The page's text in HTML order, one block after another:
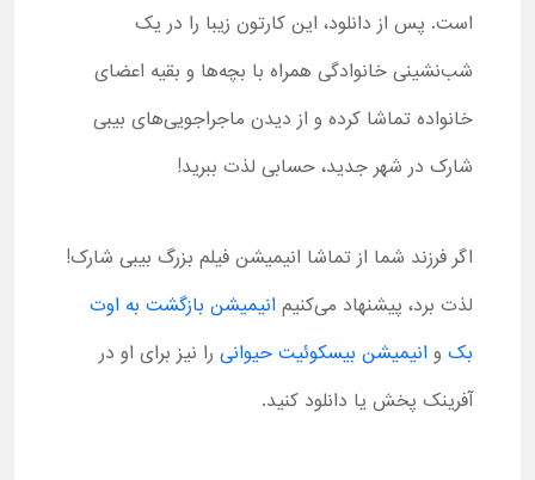
است. پس از دانلود، این کارتون زیبا را در یک
شب‌نشینی خانوادگی همراه با بچه‌ها و بقیه اعضای
خانواده تماشا کرده و از دیدن ماجراجویی‌های بیبی
شارک در شهر جدید، حسابی لذت ببرید!
اگر فرزند شما از تماشا انیمیشن فیلم بزرگ بیبی شارک!
لذت برد، پیشنهاد می‌کنیم انیمیشن بازگشت به اوت
بک و انیمیشن بیسکوئیت حیوانی را نیز برای او در
آفرینک پخش یا دانلود کنید.